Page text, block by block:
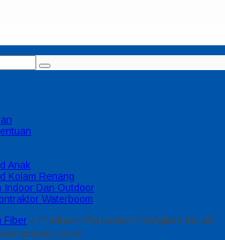
Anak
Kolam Renang
Indoor Dan Outdoor
Waterboom
Fiber » Produsen Perosotan Fiberglass Murah
activate zoom